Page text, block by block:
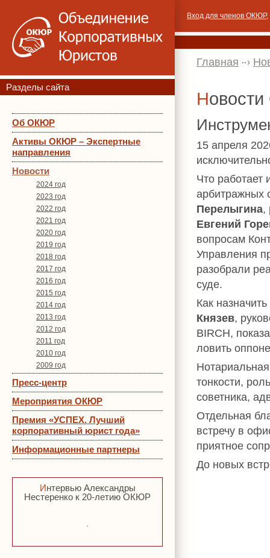
Разделы сайта
Об ОКЮР
Активы ОКЮР – Экспертные
направления
Новости
2024 год
2023 год
2022 год
2021 год
2020 год
2019 год
2018 год
2017 год
2016 год
2015 год
2014 год
2013 год
2012 год
2011 год
2010 год
2009 год
Пресс-центр
Мероприятия ОКЮР
Премия «УСПЕХ. Лучший
корпоративный юрист года»
Информационные партнеры
Интервью Александры
Нестеренко к 20-летию ОКЮР
Вход для членов ОКЮР,
Главная
15 апреля
Что работает
арбитражных
Перелыгина,
Евгений
вопросам
Управления
разобрали
суде.
Как
Князев,
BIRCH,
ловить
тонкости,
советника,
Отдельная
встречу в
приятное
До новых